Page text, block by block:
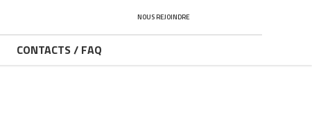
NOUS REJOINDRE
CONTACTS / FAQ